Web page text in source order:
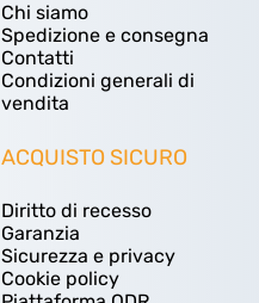
Chi siamo
Spedizione e consegna
Contatti
Condizioni generali di
vendita
ACQUISTO SICURO
Diritto di recesso
Garanzia
Sicurezza e privacy
Cookie policy